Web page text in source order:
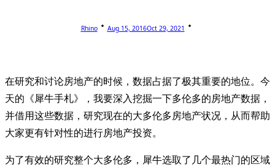
Rhino Aug 15, 2016Oct 29, 2021
在研究和讨论房地产的时候，数据占据了极其重要的地位。今
天的《犀牛手札》，我要深入挖掘一下多伦多的房地产数据，
并借用这些数据，研究现在的大多伦多房地产状况，从而帮助
大家更有针对性的进行房地产投资。
为了有效的研究整个大多伦多，犀牛选取了几个最热门的区域